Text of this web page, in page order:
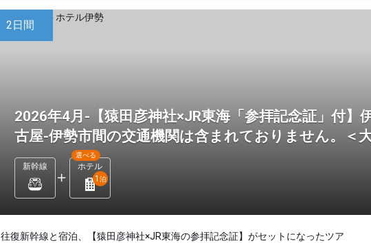
2日間
2026年4月-【猿田彦神社×JR東海「参拝記念証」付
古屋-伊勢市間の交通機関は含まれておりません。＜
新幹線 ホテル
選べる
1 泊
往復新幹線と宿泊、【猿田彦神社×JR東海の参拝記念証】がセットになったツア